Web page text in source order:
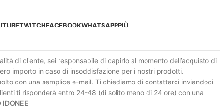
TWITCHFACEBOOKWHATSAPPPIÙ
di cliente, sei responsabile di capirlo al momento dell’acquisto di
importo in caso di insoddisfazione per i nostri prodotti.
con una semplice e-mail. Ti chiediamo di contattarci inviandoci
ti risponderà entro 24-48 (di solito meno di 24 ore) con una
IDONEE